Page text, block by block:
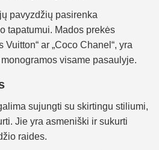
pavyzdžių pasirenka
tapatumui. Mados prekės
ar „Coco Chanel“, yra
visame pasaulyje.
sujungti su skirtingu stiliumi,
Jie yra asmeniški ir sukurti
raides.